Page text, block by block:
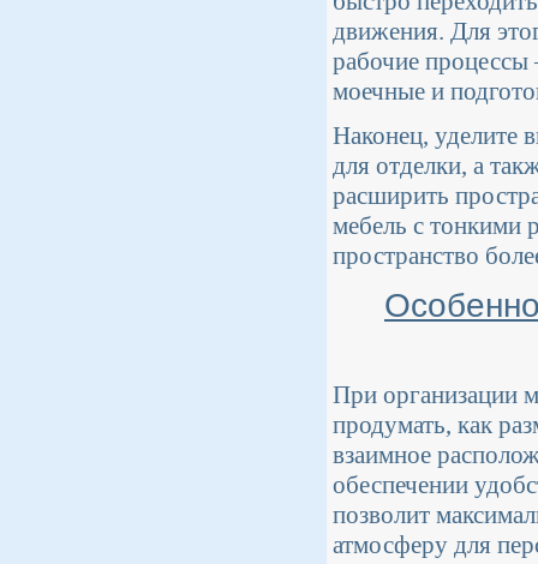
движения. Для
рабочие
моечные и
Наконец, уделите
для отделки, а
расширить
мебель с тонкими
пространство
При организации
продумать, как
взаимное
обеспечении
позволит
атмосферу для